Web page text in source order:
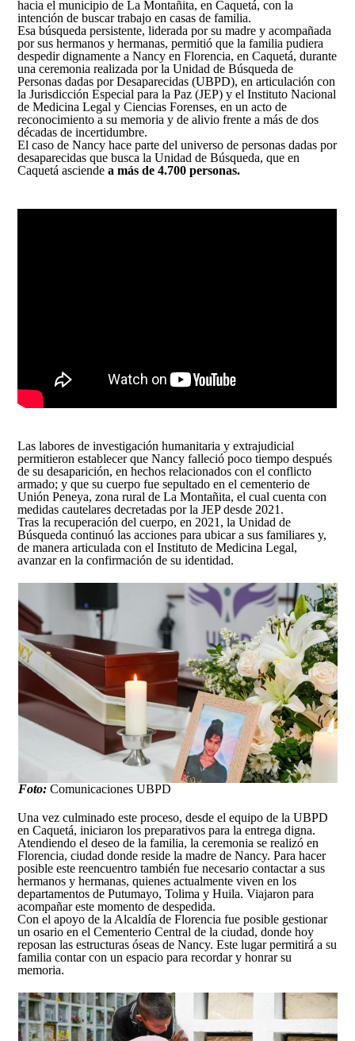
Así avanzamos
Mapa de personas buscadoras según solicitudes de
búsqueda
Generación de conocimiento para la búsqueda
hacia el municipio de La Montañita, en Caquetá, con la
intención de buscar trabajo en casas de familia.
Esa búsqueda persistente, liderada por su madre y acompañada
por sus hermanos y hermanas, permitió que la familia pudiera
despedir dignamente a Nancy en Florencia, en Caquetá, durante
una ceremonia realizada por la Unidad de Búsqueda de
Personas dadas por Desaparecidas (UBPD), en articulación con
la Jurisdicción Especial para la Paz (JEP) y el Instituto Nacional
de Medicina Legal y Ciencias Forenses, en un acto de
reconocimiento a su memoria y de alivio frente a más de dos
décadas de incertidumbre.
El caso de Nancy hace parte del universo de personas dadas por
desaparecidas que busca la Unidad de Búsqueda, que en
Caquetá asciendea más de 4.700 personas.
Las labores de investigación humanitaria y extrajudicial
permitieron establecer que Nancy falleció poco tiempo después
de su desaparición, en hechos relacionados con el conflicto
armado; y que su cuerpo fue sepultado en el cementerio de
Unión Peneya, zona rural de La Montañita, el cual cuenta con
medidas cautelares decretadas por la JEP desde 2021.
Tras la recuperación del cuerpo, en 2021, la Unidad de
Búsqueda continuó las acciones para ubicar a sus familiares y,
de manera articulada con el Instituto de Medicina Legal,
avanzar en la confirmación de su identidad.
Foto: Comunicaciones UBPD
Una vez culminado este proceso, desde el equipo de la UBPD
en Caquetá, iniciaron los preparativos para la entrega digna.
Atendiendo el deseo de la familia, la ceremonia se realizó en
Florencia, ciudad donde reside la madre de Nancy. Para hacer
posible este reencuentro también fue necesario contactar a sus
hermanos y hermanas, quienes actualmente viven en los
departamentos de Putumayo, Tolima y Huila. Viajaron para
acompañar este momento de despedida.
Con el apoyo de la Alcaldía de Florencia fue posible gestionar
un osario en el Cementerio Central de la ciudad, donde hoy
reposan las estructuras óseas de Nancy. Este lugar permitirá a su
familia contar con un espacio para recordar y honrar su
memoria.